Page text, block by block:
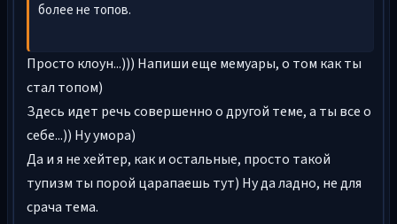
более не топов.
Просто клоун...))) Напиши еще мемуары, о том как ты
стал топом)
Здесь идет речь совершенно о другой теме, а ты все о
себе...)) Ну умора)
Да и я не хейтер, как и остальные, просто такой
тупизм ты порой царапаешь тут) Ну да ладно, не для
срача тема.